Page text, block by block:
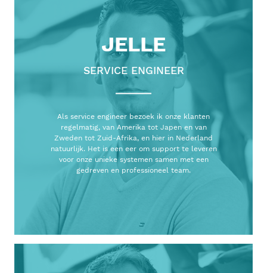
JELLE
SERVICE ENGINEER
Als service engineer bezoek ik onze klanten
regelmatig, van Amerika tot Japen en van
Zweden tot Zuid-Afrika, en hier in Nederland
natuurlijk. Het is een eer om support te leveren
voor onze unieke systemen samen met een
gedreven en professioneel team.